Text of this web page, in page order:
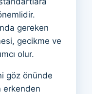
gereken
gecikme ve
olur.
göz önünde
erkenden